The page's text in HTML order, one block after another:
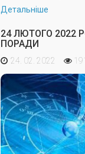
Детальніше
24 ЛЮТОГО 2022
ПОРАДИ
24. 02. 2022